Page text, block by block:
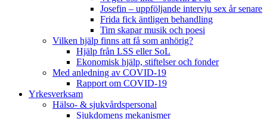
Josefin – uppföljande intervju sex år senare
Frida fick äntligen behandling
Tim skapar musik och poesi
Vilken hjälp finns att få som anhörig?
Hjälp från LSS eller SoL
Ekonomisk hjälp, stiftelser och fonder
Med anledning av COVID-19
Rapport om COVID-19
Yrkesverksam
Hälso- & sjukvårdspersonal
Sjukdomens mekanismer